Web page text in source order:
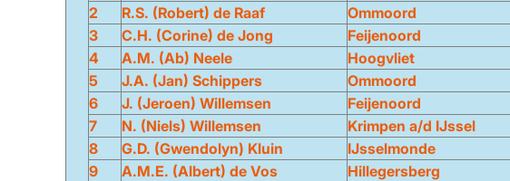
2
R.S. (Robert) de Raaf
Ommoord
3
C.H. (Corine) de Jong
Feijenoord
4
A.M. (Ab) Neele
Hoogvliet
5
J.A. (Jan) Schippers
Ommoord
6
J. (Jeroen) Willemsen
Feijenoord
7
N. (Niels) Willemsen
Krimpen a/d IJssel
8
G.D. (Gwendolyn) Kluin
IJsselmonde
9
A.M.E. (Albert) de Vos
Hillegersberg